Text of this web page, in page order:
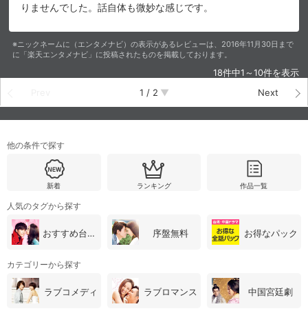
りませんでした。話自体も微妙な感じです。
※ニックネームに（エンタメナビ）の表示があるレビューは、2016年11月30日まで
に「楽天エンタメナビ」に投稿されたものを掲載しております。
18件中1～10件を表示
1 / 2 Next
他の条件で探す
新着 ランキング 作品一覧
人気のタグから探す
おすすめ台湾・中国ドラマ 序盤無料 お得なパック
カテゴリーから探す
ラブコメディ ラブロマンス 中国宮廷劇